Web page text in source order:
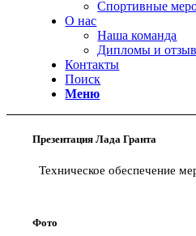
Спортивные
О нас
Наша команда
Дипломы и
Контакты
Поиск
Меню
Презентация Лада Гранта
Техническое обеспечение
Фото